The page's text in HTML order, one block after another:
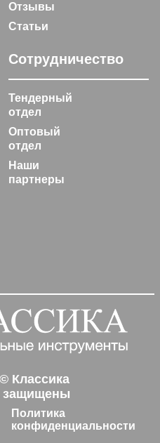
Отзывы
Статьи
Сотрудничество
Тендерный
отдел
Оптовый
отдел
Наши
партнеры
Классика
защищены
Политика
конфиденциальности